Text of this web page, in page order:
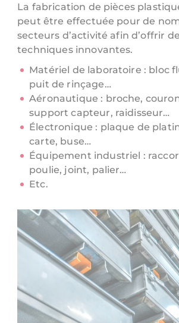
La fabrication de pièces
peut être effectuée pour de
secteurs d’activité afin d’offrir
techniques innovantes.
Matériel de laboratoire : bloc
puit de rinçage…
Aéronautique : broche,
support capteur, raidisseur…
Électronique : plaque de
carte, buse…
Équipement industriel :
poulie, joint, palier…
Etc.